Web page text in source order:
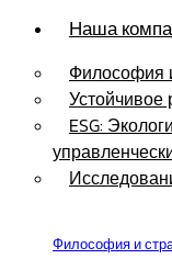
Наша
Философия
Устойчивое
ESG:
Философия и